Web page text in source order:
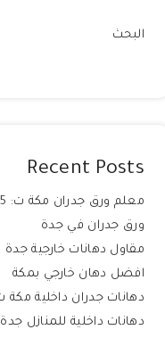
البحث
Recent Posts
ورق جدران في جدة
افضل دهان خارجي بمكة
دهانات داخلية للمنازل جدة